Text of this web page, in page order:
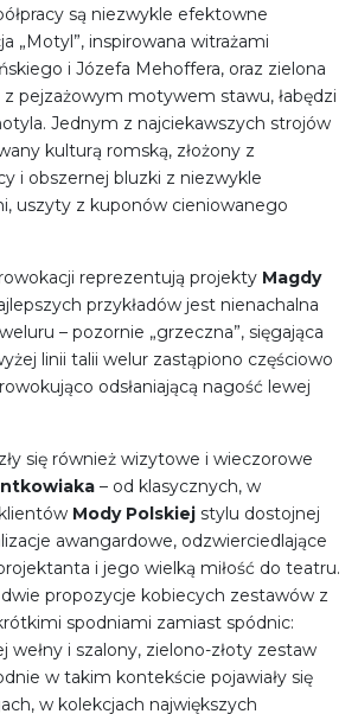
są niezwykle efektowne
„Motyl”, inspirowana witrażami
i Józefa Mehoffera, oraz zielona
pejzażowym motywem stawu, łabędzi
Jednym z najciekawszych strojów
kulturą romską, złożony z
i obszernej bluzki z niezwykle
uszyty z kuponów cieniowanego
reprezentują projekty Magdy
przykładów jest nienachalna
– pozornie „grzeczna”, sięgająca
linii talii welur zastąpiono częściowo
odsłaniającą nagość lewej
się również wizytowe i wieczorowe
– od klasycznych, w
Mody Polskiej stylu dostojnej
awangardowe, odzwierciedlające
i jego wielką miłość do teatru.
propozycje kobiecych zestawów z
spodniami zamiast spódnic:
wełny i szalony, zielono-złoty zestaw
w takim kontekście pojawiały się
w kolekcjach największych